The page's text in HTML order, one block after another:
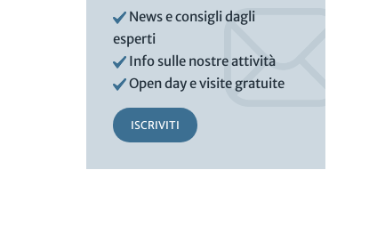
News e consigli dagli
esperti
Info sulle nostre attività
Open day e visite gratuite
ISCRIVITI